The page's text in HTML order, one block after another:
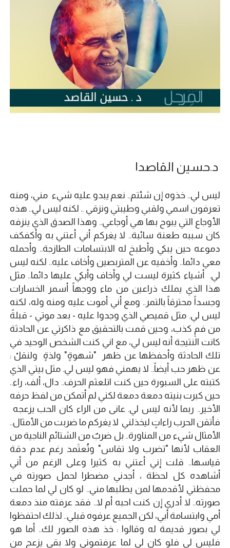
د.حسين القاصد|
ليس لي.. خذوه إن شئتم.. نعم يبدو عليه شيء مني، ومنه
تعرفون اسمي ولقبي وطيبتي ونزقي .. لكنه ليس لي.. هذه
الأوجاع التي يبوح بها هي أوجاعي.. وهذا الصدق الذي ينزفه
كان سببه طعنة سائبة.. لا يغركم أني أعتني به وأكفكف
دموعه حين يبكي وأطبخ له الابتسامات الطازجة.. وأحمله
معي دائما.. وأخفيه عن المتربصين وأخاف عليه.. لكنه ليس
لي. أشياء كثيرة ليست لي وأخاف وأبكي عليها دائما.. مثل
هذا الذي يملك ذراعين من ماء ووجهاً أسمر الخسارات
وجسداً محترقاً بالتمر.. ومع أني أموت عليه ومنه وله، لكنه
ليس لي. مثل قميصي الذي وجدوا عليه - بعد موتي - قبلةً
من فمٍ كذب، وحين قمت بالتحقيق مع ذاكرتي عن الحادثة
كانت النتيجة أنه ليس لي، مع اني كنت الشخص الوحيد في
تلك الحادثة وأحفظها عن ظهر "شهوةٍ" ولذةٍ ولنقلْ :
عن ظهر حب أيضاً.. لا يهمني فهو ليس لي. مثل بيتي الذي
كتبته على السبورة حين كنت اتلعثم الحرف.. دال، ألف، راء..
حين كبرت بنيته دمعة دمعة لكني لم أتمكن من لفظ حرفه
الأخير.. ربما لأنه ليس لي. عانى من الراء كان الحب يزعجه
فأتقن الحرب راءاتٍ ليخذلني لا يغركم ما ضربت من الأمثال..
الأمثال شيء من المناورة.. بل ضربٌ من الشتائم الناجية من
العقاب لأنها "تضرب ولا تقاس" وتُعتَمد رغم عدم دقة
قياسها.. قلت إني أعتني به كثيرا وعلى الرغم من أني
أشاهده كل لحظة ، أجدني مضطرا لحمل صورته في
محفظتي لأقدمها لمن يطلبها مني.. لو كان لي لما حملت
صورته.. لا أدري إن كنت احبه أم لا.. فقد عرفته منذ دمعة
أمي وابتسامة أبي، لكن الجميع عرفوه قبلي.. لذلك احتفظوا
لي بصور قديمة له وقالوا : خذ هذه الصور لك.. أما هو
فليس لي فلو كان لي لما عرفتموني ولا بقي يزعج من